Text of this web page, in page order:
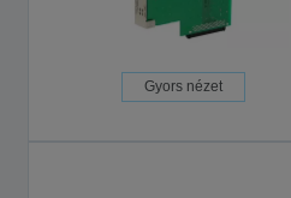
Gyors nézet